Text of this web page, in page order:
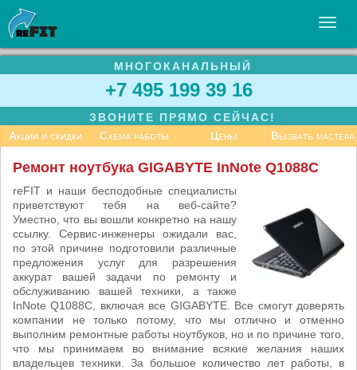
УСЛУГИ
БИЗНЕСУ
СТАТЬИ
МНОГОКАНАЛЬНЫЙ
+7 495 199 39 16
ЗВОНИТЕ ПРЯМО СЕЙЧАС!
Акции и скидки
Схема работы Цены Вызвать мастера
Ремонт ноутбука GIGABYTE InNote Q1088C
reFIT и наши бесподобные специалисты
приветствуют тебя на веб-сайте?
Уместно, что вы вошли конкретно на нашу
ссылку. Сервис-инженеры ожидали вас,
по этой причине подготовили различные
предложения услуг для разрешения
аккурат вашей задачи по ремонту и
обслуживанию вашей техники, а также
InNote Q1088C, включая все GIGABYTE. Все смогут доверять
компании не только потому, что мы отлично и отменно
выполним ремонтные работы ноутбуков, но и по причине того,
что мы принимаем во внимание всякие желания наших
владельцев техники. За большое количество лет работы, в